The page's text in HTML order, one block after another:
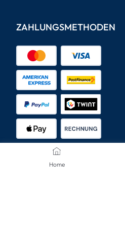
Home
ZAHLUNGSMETHODEN